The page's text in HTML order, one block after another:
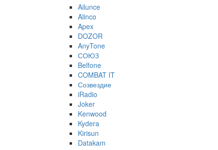
Ailunce
Alinco
Apex
DOZOR
AnyTone
СОЮЗ
Belfone
COMBAT IT
Созвездие
iRadio
Joker
Kenwood
Kydera
Kirisun
Datakam